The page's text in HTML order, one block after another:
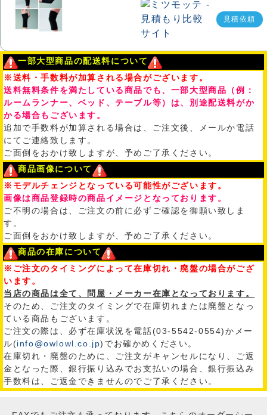
見積依頼
一部大型商品の配送料について
※送料・手数料が加算される場合がございます。
送料無料条件を満たしている商品でも、一部大型商品（例：
ルームランナー、ベッド、テーブル等）は、別途配送料がか
かる場合もございます。
追加で手数料が加算される場合は、ご注文後、メールか電話
にてご連絡致します。
ご面倒をおかけ致しますが、予めご了承ください。
商品画像について
※モデルチェンジとなっている可能性がございます。
画像は商品登録時の商品イメージとなっております。
ご不明の場合は、ご注文の前に必ずご確認を御願い致しま
す。
ご面倒をおかけ致しますが、予めご了承ください。
商品の在庫について
※ご注文のタイミングによって在庫切れ・廃盤の場合がござ
います。
当店の商品は全て、問屋・メーカー在庫となっております。
そのため、ご注文のタイミングで在庫切れまたは廃盤となっ
ている商品もございます。
ご注文の際は、必ず在庫状況を電話(03-5542-0554)かメー
ル(info@owlowl.co.jp)でお確かめください。
在庫切れ・廃盤のために、ご注文がキャンセルになり、ご返
金となった際、銀行振り込みでお支払いの場合、銀行振込み
手数料は、ご返金できませんのでご了承ください。